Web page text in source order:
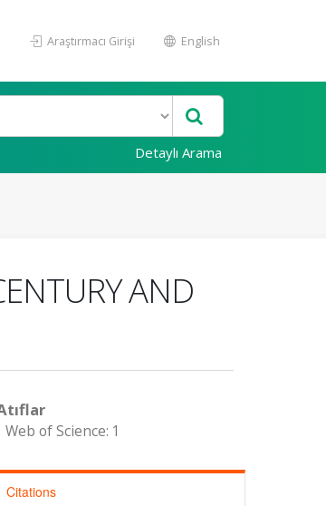
Araştırmacı Girişi English
Detaylı Arama
AND
Web of Science: 1
Citations